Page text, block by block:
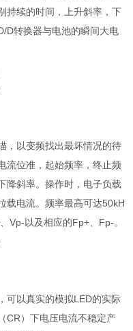
持续的时间，上升斜率，下
D转换器与电池的瞬间大电
，以变频找出最坏情况的待
流位准，起始频率，终止频
降斜率。操作时，电子负载
载电流。频率最高可达50kH
Vp-以及相应的Fp+、Fp-。
可以真实的模拟LED的实际
CR）下电压电流不稳定产